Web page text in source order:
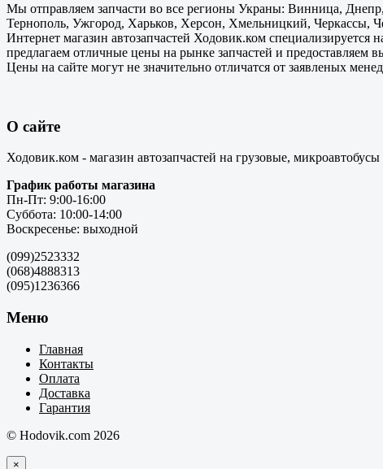
Мы отправляем запчасти во все регионы Украны: Винница,
Тернополь, Ужгород, Харьков, Херсон, Хмельницкий, Черкассы,
Интернет магазин автозапчастей Ходовик.ком
предлагаем отличные цены на рынке запчастей и
Цены на сайте могут не значительно отличатся от заявленых
О сайте
Ходовик.ком - магазин автозапчастей на грузовые,
График работы магазина
Пн-Пт: 9:00-16:00
Суббота: 10:00-14:00
Воскресенье: выходной
(099)2523332
(068)4888313
(095)1236366
Меню
Главная
Контакты
Оплата
Доставка
Гарантия
© Hodovik.com 2026
×